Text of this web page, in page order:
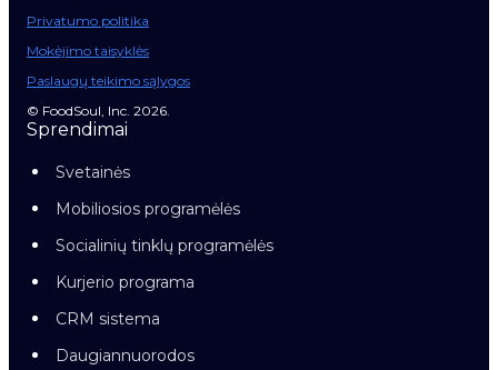
Privatumo politika
Mokėjimo taisyklės
Paslaugų teikimo sąlygos
© FoodSoul, Inc. 2026.
Sprendimai
Svetainės
Mobiliosios programėlės
Socialinių tinklų programėlės
Kurjerio programa
CRM sistema
Daugiannuorodos